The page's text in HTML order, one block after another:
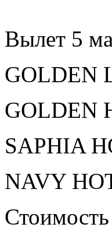
Вылет 5
GOLDEN
GOLDEN
SAPHIA
NAVY